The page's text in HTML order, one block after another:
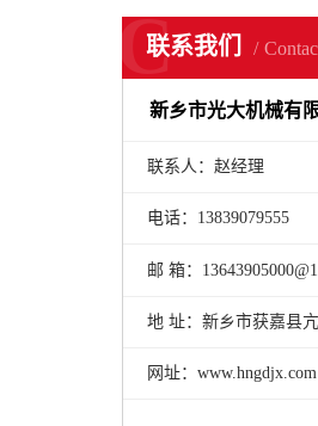
联系我们
C
新乡市光大机械有
联系人：赵经理
电话：13839079555
邮 箱：
地 址：新乡市获嘉县
网址：www.hngdjx.com